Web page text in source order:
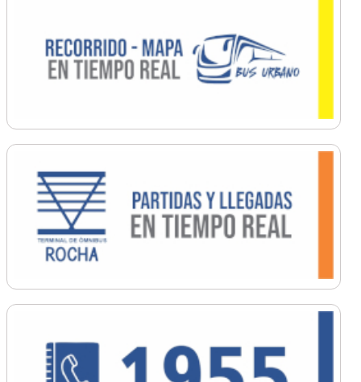
Ordenamiento
Promoción Social
Salud
Secretaría General